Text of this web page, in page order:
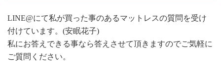
LINE@にて私が買った事のあるマットレスの質問を受け
付けています。(安眠花子)
私にお答えできる事なら答えさせて頂きますのでご気軽に
ご質問ください。